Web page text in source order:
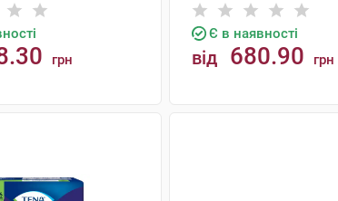
грн
Є в наявності
від 680.90 грн